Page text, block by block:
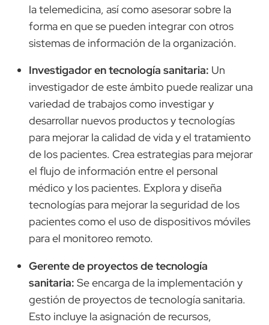
la telemedicina, así como asesorar sobre la
forma en que se pueden integrar con otros
sistemas de información de la organización.
Investigador en tecnología sanitaria: Un
investigador de este ámbito puede realizar una
variedad de trabajos como investigar y
desarrollar nuevos productos y tecnologías
para mejorar la calidad de vida y el tratamiento
de los pacientes. Crea estrategias para mejorar
el flujo de información entre el personal
médico y los pacientes. Explora y diseña
tecnologías para mejorar la seguridad de los
pacientes como el uso de dispositivos móviles
para el monitoreo remoto.
Gerente de proyectos de tecnología
sanitaria: Se encarga de la implementación y
gestión de proyectos de tecnología sanitaria.
Esto incluye la asignación de recursos,